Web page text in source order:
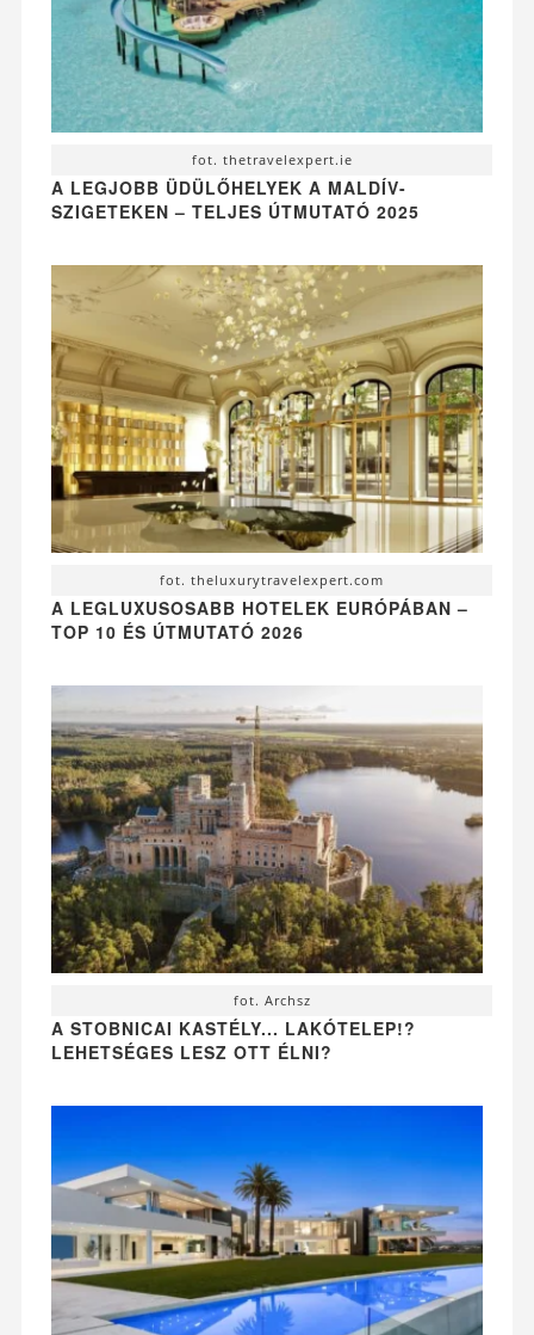
fot. thetravelexpert.ie
A LEGJOBB ÜDÜLŐHELYEK A MALDÍV-
SZIGETEKEN – TELJES ÚTMUTATÓ 2025
fot. theluxurytravelexpert.com
A LEGLUXUSOSABB HOTELEK EURÓPÁBAN –
TOP 10 ÉS ÚTMUTATÓ 2026
fot. Archsz
A STOBNICAI KASTÉLY... LAKÓTELEP!?
LEHETSÉGES LESZ OTT ÉLNI?